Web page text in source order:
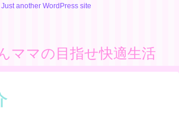
Just another WordPress site
ママの目指せ快適生活